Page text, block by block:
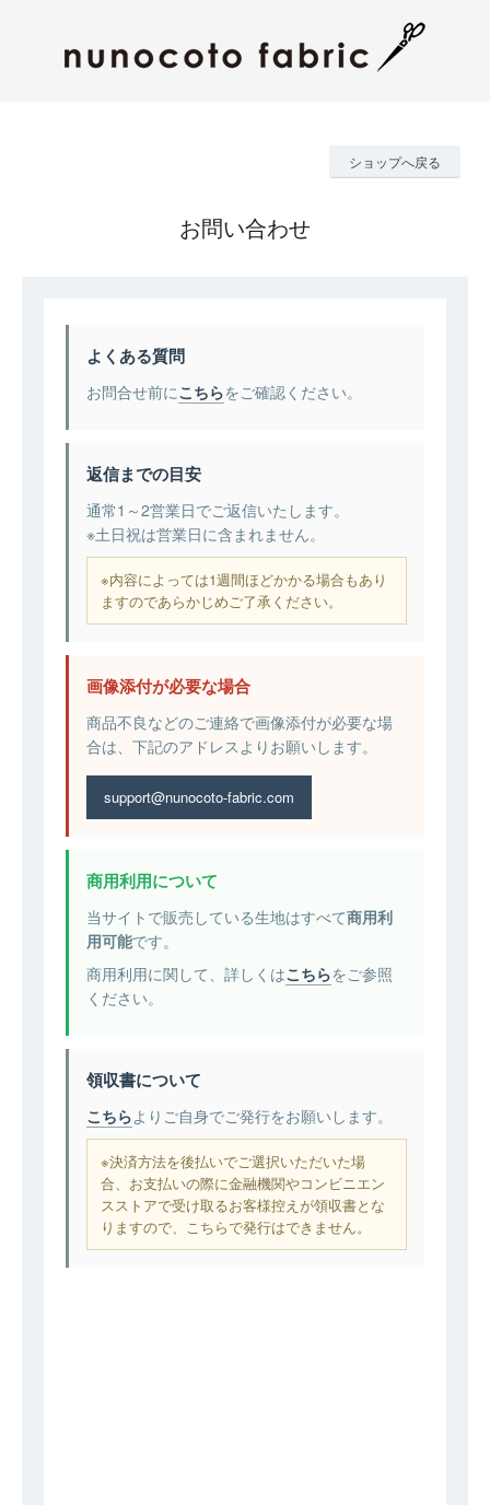
ショップへ戻る
お問い合わせ
よくある質問
お問合せ前にこちらをご確認ください。
返信までの目安
通常1～2営業日でご返信いたします。
※土日祝は営業日に含まれません。
※内容によっては1週間ほどかかる場合もあり
ますのであらかじめご了承ください。
画像添付が必要な場合
商品不良などのご連絡で画像添付が必要な場
合は、下記のアドレスよりお願いします。
support@nunocoto-fabric.com
商用利用について
当サイトで販売している生地はすべて商用利
用可能です。
商用利用に関して、詳しくはこちらをご参照
ください。
領収書について
こちらよりご自身でご発行をお願いします。
※決済方法を後払いでご選択いただいた場
合、お支払いの際に金融機関やコンビニエン
スストアで受け取るお客様控えが領収書とな
りますので、こちらで発行はできません。